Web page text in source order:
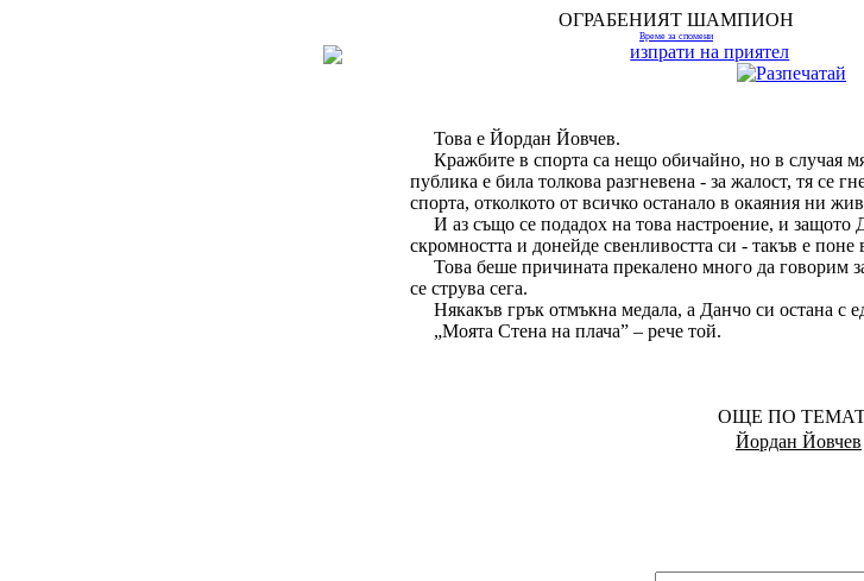
ОГРАБЕНИЯТ ШАМПИОН
Време за спомени
изпрати на приятел
Това е Йордан Йовчев.
Кражбите в спорта са нещо обичайно, но в случая
публика е била толкова разгневена - за жалост, тя се
спорта, отколкото от всичко останало в окаяния ни
И аз също се подадох на това настроение, и защото
скромността и донейде свенливостта си - такъв е поне
Това беше причината прекалено много да говорим
се струва сега.
Някакъв грък отмъкна медала, а Данчо си остана с
„Моята Стена на плача” – рече той.
ОЩЕ ПО
Йордан Йовчев